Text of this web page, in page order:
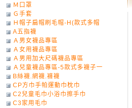
巾
Ｍ口罩
Ｇ手套
Ｈ帽子扁帽刷毛帽-H(款式多帽
子一律不挑色)
A五指襪
Ａ男女襪品專區
Ａ女用襪品專區
Ａ男用加大尺碼襪品專區
Ａ兒童襪品專區-5款式多襪子一
律不挑款式花色)
B絲襪.網襪.褲襪
CP方巾手帕運動巾枕巾
C2兒童毛巾小浴巾擦手巾
C3家用毛巾